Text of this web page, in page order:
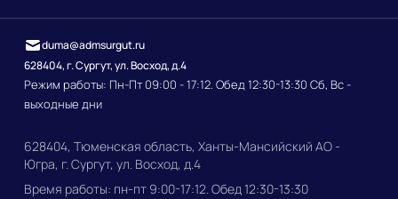
628404, г. Сургут, ул. Восход, д.4
Режим работы: Пн-Пт 09:00 - 17:12. Обед 12:30-13:30 Сб, Вс -
выходные дни
duma@admsurgut.ru
628404, Тюменская область, Ханты-Мансийский АО -
Югра, г. Сургут, ул. Восход, д.4
Время работы: пн-пт 9:00-17:12. Обед 12:30-13:30